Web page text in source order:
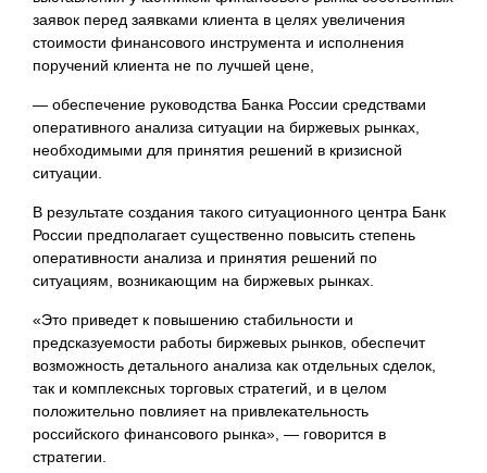
заявок перед заявками клиента в целях увеличения
стоимости финансового инструмента и исполнения
поручений клиента не по лучшей цене,
— обеспечение руководства Банка России средствами
оперативного анализа ситуации на биржевых рынках,
необходимыми для принятия решений в кризисной
ситуации.
В результате создания такого ситуационного центра Банк
России предполагает существенно повысить степень
оперативности анализа и принятия решений по
ситуациям, возникающим на биржевых рынках.
«Это приведет к повышению стабильности и
предсказуемости работы биржевых рынков, обеспечит
возможность детального анализа как отдельных сделок,
так и комплексных торговых стратегий, и в целом
положительно повлияет на привлекательность
российского финансового рынка», — говорится в
стратегии.